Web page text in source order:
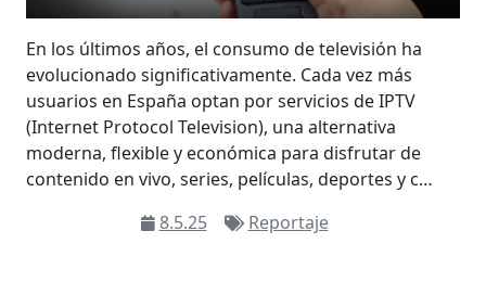
En los últimos años, el consumo de televisión ha
evolucionado significativamente. Cada vez más
usuarios en España optan por servicios de IPTV
(Internet Protocol Television), una alternativa
moderna, flexible y económica para disfrutar de
contenido en vivo, series, películas, deportes y c…
8.5.25
Reportaje